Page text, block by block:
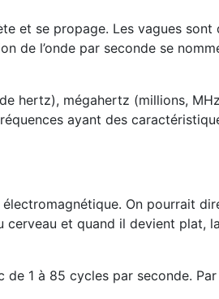
et se propage. Les vagues sont
de l’onde par seconde se
hertz), mégahertz (millions,
ayant des
On pourrait
cerveau et quand il devient plat,
1 à 85 cycles par seconde.